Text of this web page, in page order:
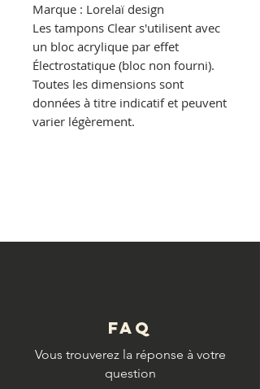
Marque : Lorelaï design
Les tampons Clear s'utilisent avec
un bloc acrylique par effet
Électrostatique (bloc non fourni).
Toutes les dimensions sont
données à titre indicatif et peuvent
varier légèrement.
FAQ
Vous trouverez la réponse à votre
question